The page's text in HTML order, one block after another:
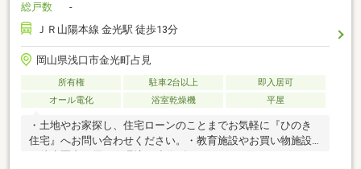
総戸数
-
ＪＲ山陽本線 金光駅 徒歩13分
岡山県浅口市金光町占見
所有権 駐車2台以上
即入居可
オール電化
浴室乾燥機 平屋
・土地やお家探し、住宅ローンのことまでお気軽に『ひのき
住宅』へお問い合わせください。・教育施設やお買い物施設